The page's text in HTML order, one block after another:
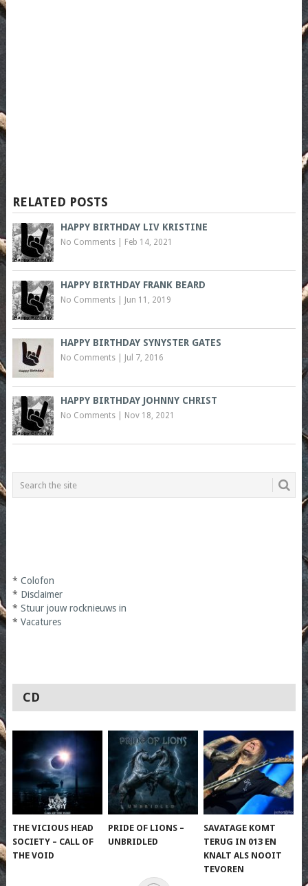
RELATED POSTS
HAPPY BIRTHDAY LIV KRISTINE
No Comments| Feb 14, 2021
HAPPY BIRTHDAY FRANK BEARD
No Comments| Jun 11, 2019
HAPPY BIRTHDAY SYNYSTER GATES
No Comments| Jul 7, 2016
HAPPY BIRTHDAY JOHNNY CHRIST
No Comments| Nov 18, 2021
* Colofon
* Disclaimer
* Stuur jouw rocknieuws in
* Vacatures
CD
THE VICIOUS HEAD
SOCIETY – CALL OF
THE VOID
PRIDE OF LIONS –
UNBRIDLED
SAVATAGE KOMT
TERUG IN 013 EN
KNALT ALS NOOIT
TEVOREN